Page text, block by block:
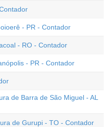
- PR - Contador
- RO - Contador
- PR - Contador
de Barra de São Miguel - AL
de Gurupi - TO - Contador